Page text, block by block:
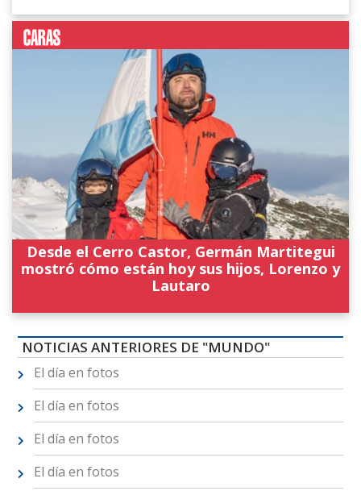
Desde el Cerro Castor, Germán Martitegui
mostró cómo están hoy sus hijos, Lorenzo y
Lautaro
NOTICIAS ANTERIORES DE "MUNDO"
El día en fotos
El día en fotos
El día en fotos
El día en fotos